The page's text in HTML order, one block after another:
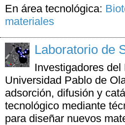
En área tecnológica:
materiales
Laboratorio de
Investigadores
Universidad Pablo de
adsorción, difusión y
tecnológico mediante
para diseñar nuevos